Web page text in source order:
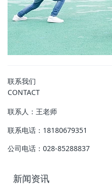
联系我们
CONTACT
联系人：王老师
联系电话：18180679351
公司电话：028-85288837
新闻资讯